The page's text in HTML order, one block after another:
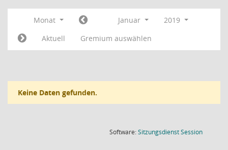
Monat Januar
2019
Aktuell
Gremium auswählen
Keine Daten gefunden.
Software:SitzungsdienstSession(Wird in